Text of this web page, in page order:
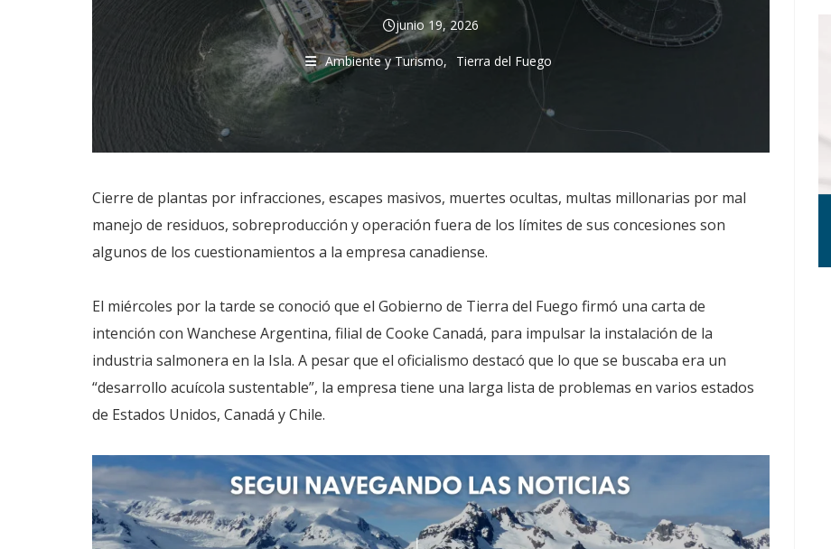
junio 19, 2026
Ambiente y Turismo Tierra del Fuego
Cierre de plantas por infracciones, escapes masivos, muertes ocultas, multas millonarias por mal
manejo de residuos, sobreproducción y operación fuera de los límites de sus concesiones son
algunos de los cuestionamientos a la empresa canadiense.
El miércoles por la tarde se conoció que el Gobierno de Tierra del Fuego firmó una carta de
intención con Wanchese Argentina, filial de Cooke Canadá, para impulsar la instalación de la
industria salmonera en la Isla. A pesar que el oficialismo destacó que lo que se buscaba era un
“desarrollo acuícola sustentable”, la empresa tiene una larga lista de problemas en varios estados
de Estados Unidos, Canadá y Chile.